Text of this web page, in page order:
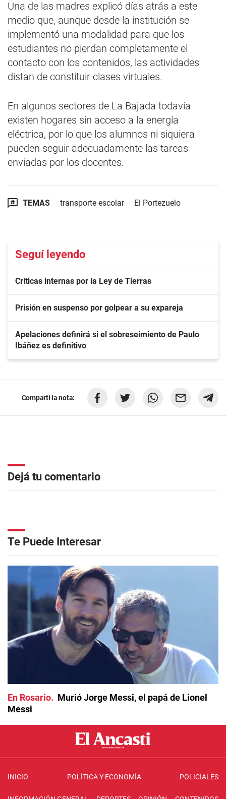
Una de las madres explicó días atrás a este
medio que, aunque desde la institución se
implementó una modalidad para que los
estudiantes no pierdan completamente el
contacto con los contenidos, las actividades
distan de constituir clases virtuales.
En algunos sectores de La Bajada todavía
existen hogares sin acceso a la energía
eléctrica, por lo que los alumnos ni siquiera
pueden seguir adecuadamente las tareas
enviadas por los docentes.
TEMAS transporte escolar El Portezuelo
Seguí leyendo
Críticas internas por la Ley de Tierras
Prisión en suspenso por golpear a su expareja
Apelaciones definirá si el sobreseimiento de Paulo
Ibáñez es definitivo
Compartí la nota:
Dejá tu comentario
Te Puede Interesar
En Rosario
Murió Jorge Messi, el papá de Lionel
Messi
INICIO POLÍTICA Y ECONOMÍA POLICIALES